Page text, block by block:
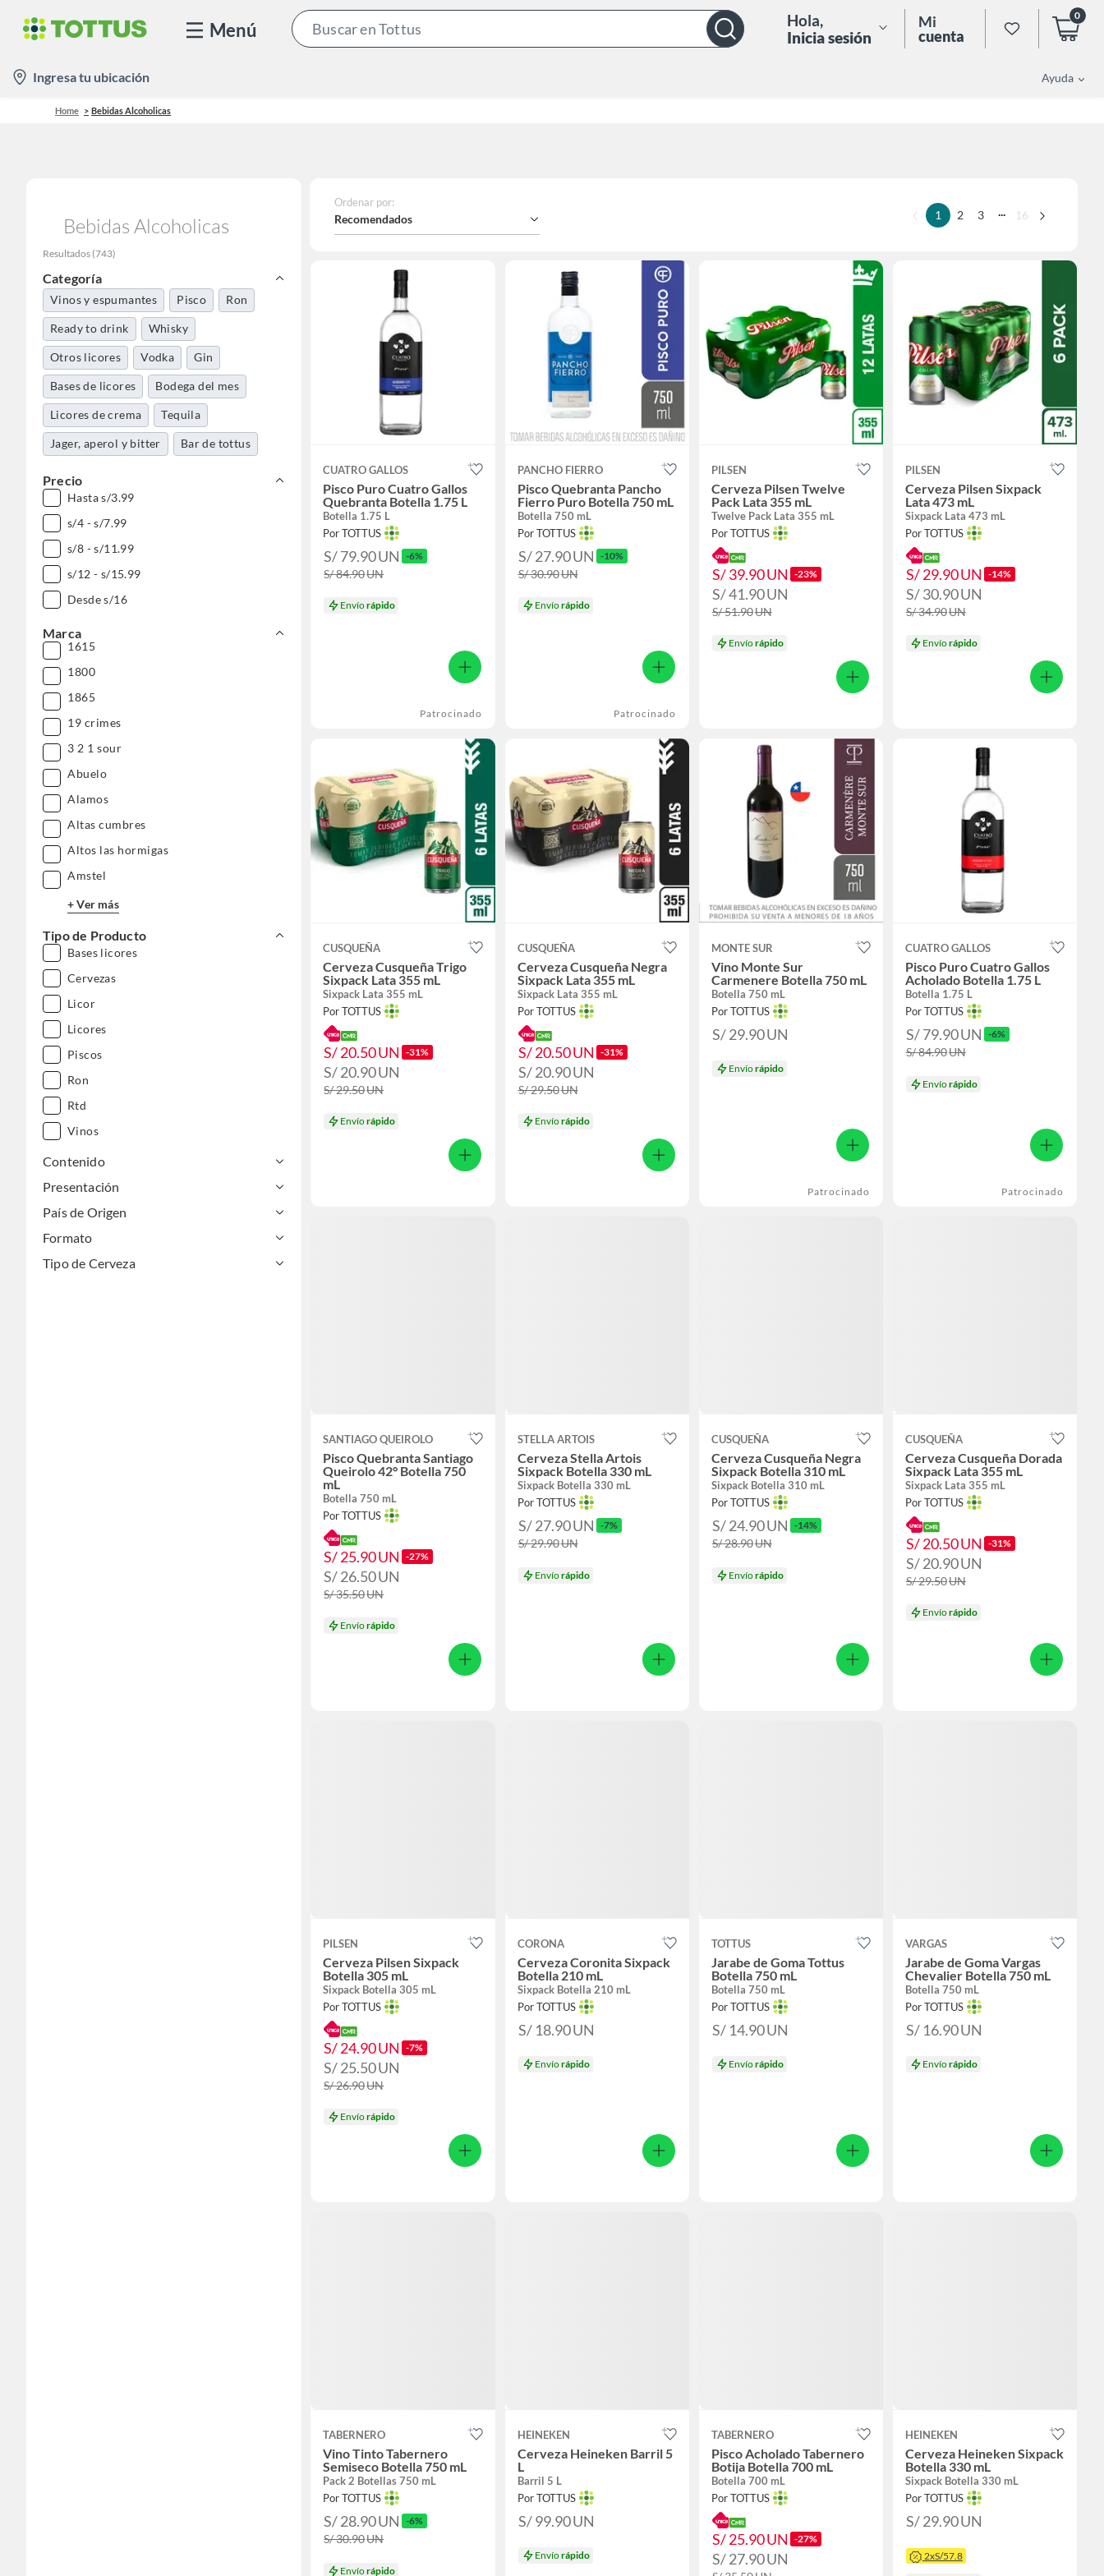
Menú
Bar
Hola,
Inicia sesión
Mi
cuenta
0
location-
icon
Ingresa tu ubicación Ayuda
Home Bebidas Alcoholicas
Bebidas Alcoholicas
Resultados (743)
Categoría
Vinos y espumantes Pisco Ron
Ready to drink Whisky
Otros licores Vodka Gin
Bases de licores Bodega del mes
Licores de crema Tequila
Jager, aperol y bitter Bar de tottus
Precio
Hasta s/3.99
s/4 - s/7.99
s/8 - s/11.99
s/12 - s/15.99
Desde s/16
Marca
1615
1800
1865
19 crimes
3 2 1 sour
Abuelo
Alamos
Altas cumbres
Altos las hormigas
Amstel
+ Ver más
Tipo de Producto
Bases licores
Cervezas
Licor
Licores
Piscos
Ron
Rtd
Vinos
Vodka
Whisky
Contenido
Presentación
País de Origen
Formato
Tipo de Cerveza
Ordenar por:
Recomendados 1 2 3 ... 16
CUATRO GALLOS
Pisco Puro Cuatro Gallos
Quebranta Botella 1.75 L
Botella 1.75 L
Por TOTTUS
S/ 79.90UN -6%
S/ 84.90UN
Envíorápido
Patrocinado
PANCHO FIERRO
Pisco Quebranta Pancho
Fierro Puro Botella 750 mL
Botella 750 mL
Por TOTTUS
S/ 27.90UN -10%
S/ 30.90UN
Envíorápido
Patrocinado
PILSEN
Cerveza Pilsen Twelve
Pack Lata 355 mL
Twelve Pack Lata 355 mL
Por TOTTUS
S/ 39.90UN -23%
S/ 41.90UN
S/ 51.90UN
Envíorápido
PILSEN
Cerveza Pilsen Sixpack
Lata 473 mL
Sixpack Lata 473 mL
Por TOTTUS
S/ 29.90UN -14%
S/ 30.90UN
S/ 34.90UN
Envíorápido
CUSQUEÑA
Cerveza Cusqueña Trigo
Sixpack Lata 355 mL
Sixpack Lata 355 mL
Por TOTTUS
S/ 20.50UN -31%
S/ 20.90UN
S/ 29.50UN
Envíorápido
CUSQUEÑA
Cerveza Cusqueña Negra
Sixpack Lata 355 mL
Sixpack Lata 355 mL
Por TOTTUS
S/ 20.50UN -31%
S/ 20.90UN
S/ 29.50UN
Envíorápido
MONTE SUR
Vino Monte Sur
Carmenere Botella 750 mL
Botella 750 mL
Por TOTTUS
S/ 29.90UN
Envíorápido
Patrocinado
CUATRO GALLOS
Pisco Puro Cuatro Gallos
Acholado Botella 1.75 L
Botella 1.75 L
Por TOTTUS
S/ 79.90UN -6%
S/ 84.90UN
Envíorápido
Patrocinado
SANTIAGO QUEIROLO
Pisco Quebranta Santiago
Queirolo 42° Botella 750
mL
Botella 750 mL
Por TOTTUS
S/ 25.90UN -27%
S/ 26.50UN
S/ 35.50UN
Envíorápido
STELLA ARTOIS
Cerveza Stella Artois
Sixpack Botella 330 mL
Sixpack Botella 330 mL
Por TOTTUS
S/ 27.90UN -7%
S/ 29.90UN
Envíorápido
CUSQUEÑA
Cerveza Cusqueña Negra
Sixpack Botella 310 mL
Sixpack Botella 310 mL
Por TOTTUS
S/ 24.90UN -14%
S/ 28.90UN
Envíorápido
CUSQUEÑA
Cerveza Cusqueña Dorada
Sixpack Lata 355 mL
Sixpack Lata 355 mL
Por TOTTUS
S/ 20.50UN -31%
S/ 20.90UN
S/ 29.50UN
Envíorápido
PILSEN
Cerveza Pilsen Sixpack
Botella 305 mL
Sixpack Botella 305 mL
Por TOTTUS
S/ 24.90UN -7%
S/ 25.50UN
S/ 26.90UN
Envíorápido
CORONA
Cerveza Coronita Sixpack
Botella 210 mL
Sixpack Botella 210 mL
Por TOTTUS
S/ 18.90UN
Envíorápido
TOTTUS
Jarabe de Goma Tottus
Botella 750 mL
Botella 750 mL
Por TOTTUS
S/ 14.90UN
Envíorápido
VARGAS
Jarabe de Goma Vargas
Chevalier Botella 750 mL
Botella 750 mL
Por TOTTUS
S/ 16.90UN
Envíorápido
TABERNERO
Vino Tinto Tabernero
Semiseco Botella 750 mL
Pack 2 Botellas 750 mL
Por TOTTUS
S/ 28.90UN -6%
S/ 30.90UN
Envíorápido
HEINEKEN
Cerveza Heineken Barril 5
L
Barril 5 L
Por TOTTUS
S/ 99.90UN
Envíorápido
TABERNERO
Pisco Acholado Tabernero
Botija Botella 700 mL
Botella 700 mL
Por TOTTUS
S/ 25.90UN -27%
S/ 27.90UN
HEINEKEN
Cerveza Heineken Sixpack
Botella 330 mL
Sixpack Botella 330 mL
Por TOTTUS
S/ 29.90UN
2xS/57.8